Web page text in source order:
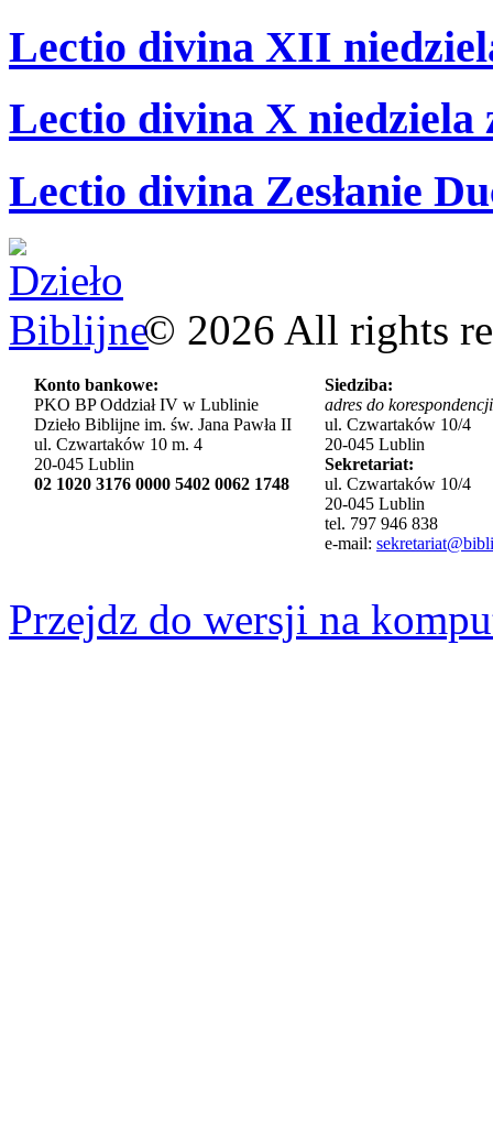
Lectio divina XII
Lectio divina X niedziela
Lectio divina Zesłanie
© 2026 All rights
Konto bankowe:
PKO BP Oddział IV w Lublinie
Dzieło Biblijne im. św. Jana Pawła II
ul. Czwartaków 10 m. 4
20-045 Lublin
02 1020 3176 0000 5402 0062 1748
Siedziba:
adres do
ul. Czwartaków 10/4
20-045 Lublin
Sekretariat:
ul. Czwartaków 10/4
20-045 Lublin
tel. 797 946 838
e-mail:
Przejdz do wersji na